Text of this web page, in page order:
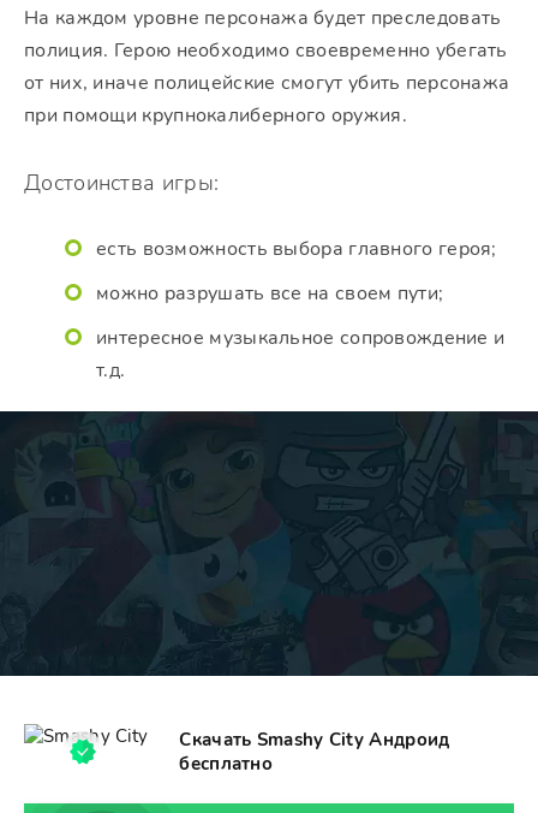
На каждом уровне персонажа будет преследовать
полиция. Герою необходимо своевременно убегать
от них, иначе полицейские смогут убить персонажа
при помощи крупнокалиберного оружия.
Достоинства игры:
есть возможность выбора главного героя;
можно разрушать все на своем пути;
интересное музыкальное сопровождение и
т.д.
Скачать Smashy City Андроид
бесплатно